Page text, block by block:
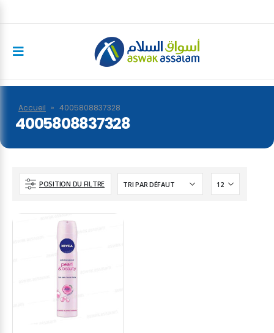
Accueil » 4005808837328
4005808837328
POSITION DU FILTRE